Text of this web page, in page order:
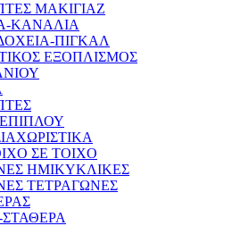
ΜΑΚΙΓΙΑΖ
ΚΑΝΑΛΙΑ
ΠΙΓΚΑΛ
ΕΞΟΠΛΙΣΜΟΣ
ΣΕ ΤΟΙΧΟ
ΗΜΙΚΥΚΛΙΚΕΣ
ΤΕΤΡΑΓΩΝΕΣ